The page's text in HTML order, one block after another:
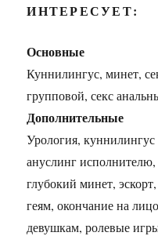
ИНТЕРЕСУЕТ:
Основные
Куннилингус, минет,
групповой, секс
Дополнительные
Урология, куннилингус
ануслинг
глубокий минет,
геям, окончание на
девушкам, ролевые